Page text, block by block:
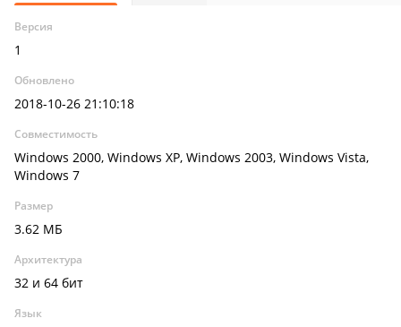
Версия
1
Обновлено
2018-10-26 21:10:18
Совместимость
Windows 2000, Windows XP, Windows 2003, Windows Vista,
Windows 7
Размер
3.62 МБ
Архитектура
32 и 64 бит
Язык